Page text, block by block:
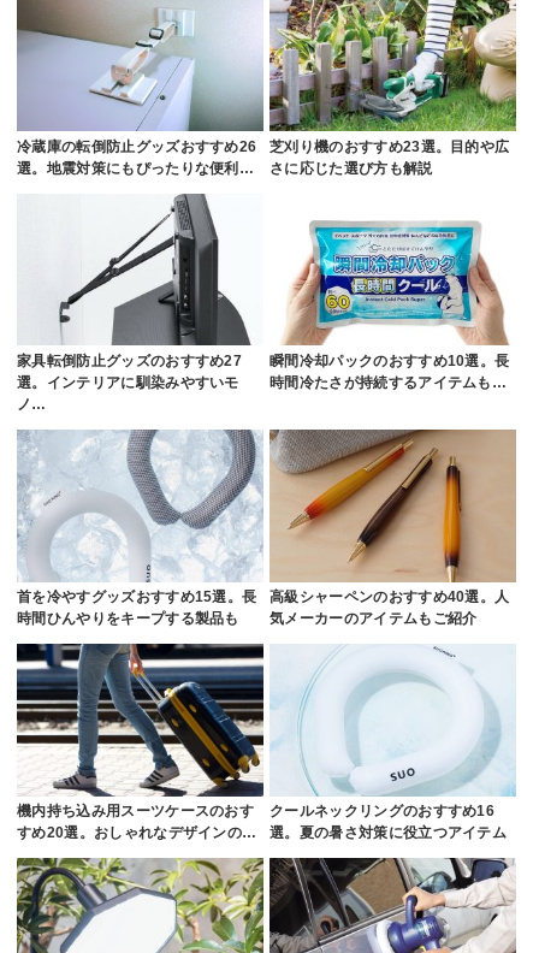
冷蔵庫の転倒防止グッズおすすめ26
選。地震対策にもぴったりな便利…
芝刈り機のおすすめ23選。目的や広
さに応じた選び方も解説
家具転倒防止グッズのおすすめ27
選。インテリアに馴染みやすいモ
ノ…
瞬間冷却パックのおすすめ10選。長
時間冷たさが持続するアイテムも…
首を冷やすグッズおすすめ15選。長
時間ひんやりをキープする製品も
高級シャーペンのおすすめ40選。人
気メーカーのアイテムもご紹介
機内持ち込み用スーツケースのおす
すめ20選。おしゃれなデザインの…
クールネックリングのおすすめ16
選。夏の暑さ対策に役立つアイテム